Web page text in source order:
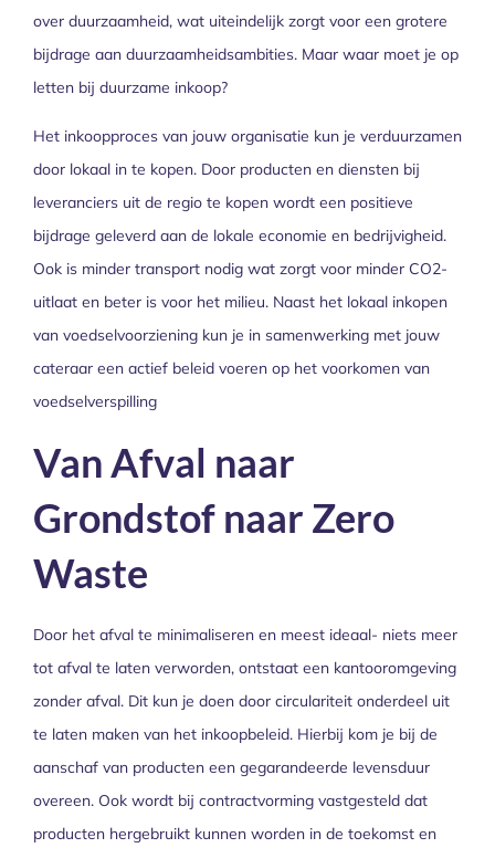
over duurzaamheid, wat uiteindelijk zorgt voor een grotere
bijdrage aan duurzaamheidsambities. Maar waar moet je op
letten bij duurzame inkoop?
Het inkoopproces van jouw organisatie kun je verduurzamen
door lokaal in te kopen. Door producten en diensten bij
leveranciers uit de regio te kopen wordt een positieve
bijdrage geleverd aan de lokale economie en bedrijvigheid.
Ook is minder transport nodig wat zorgt voor minder CO2-
uitlaat en beter is voor het milieu. Naast het lokaal inkopen
van voedselvoorziening kun je in samenwerking met jouw
cateraar een actief beleid voeren op het voorkomen van
voedselverspilling
Van Afval naar
Grondstof naar Zero
Waste
Door het afval te minimaliseren en meest ideaal- niets meer
tot afval te laten verworden, ontstaat een kantooromgeving
zonder afval. Dit kun je doen door circulariteit onderdeel uit
te laten maken van het inkoopbeleid. Hierbij kom je bij de
aanschaf van producten een gegarandeerde levensduur
overeen. Ook wordt bij contractvorming vastgesteld dat
producten hergebruikt kunnen worden in de toekomst en